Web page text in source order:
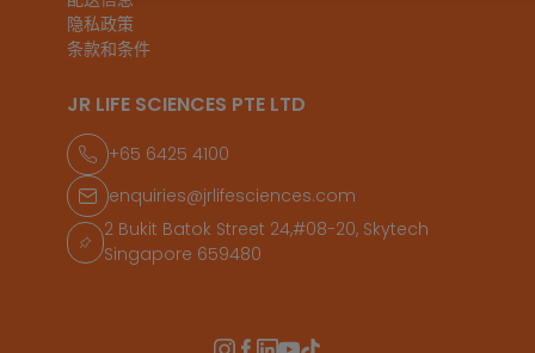
隐私政策
条款和条件
JR LIFE SCIENCES PTE LTD
+65 6425 4100
enquiries@jrlifesciences.com
2 Bukit Batok Street 24,#08-20, Skytech
Singapore 659480